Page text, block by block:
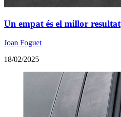
Un empat és el millor resultat
Joan Foguet
18/02/2025